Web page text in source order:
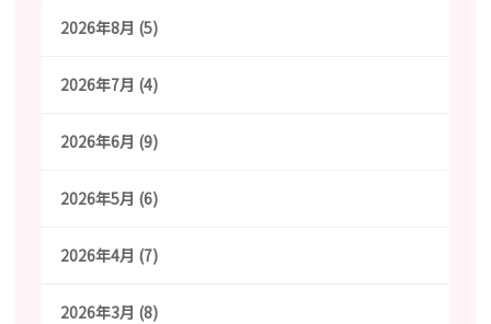
2026年8月 (5)
2026年7月 (4)
2026年6月 (9)
2026年5月 (6)
2026年4月 (7)
2026年3月 (8)